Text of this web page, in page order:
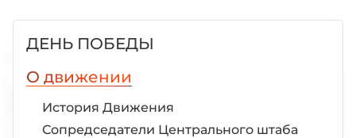
ДЕНЬ ПОБЕДЫ
О движении
История Движения
Сопредседатели Центрального штаба